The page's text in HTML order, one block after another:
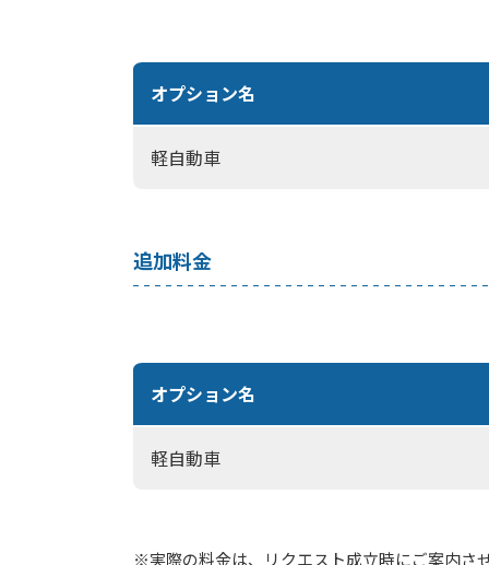
オプション名
軽自動車
追加料金
オプション名
軽自動車
※実際の料金は、リクエスト成立時にご案内さ